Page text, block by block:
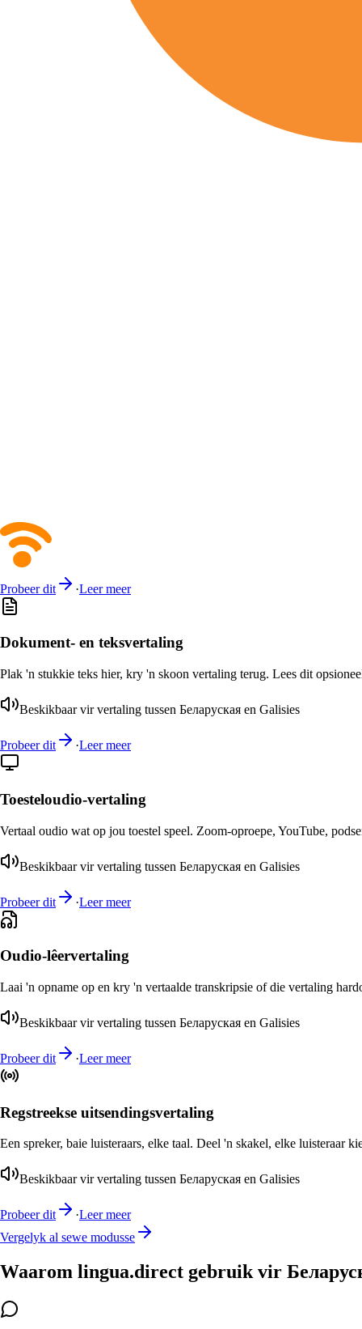
Probeer dit ·Leer meer
Dokument- en teksvertaling
Plak 'n stukkie teks hier, kry 'n skoon vertaling terug. Lees dit
Beskikbaar vir vertaling tussen Беларуская en Galisies
Probeer dit ·Leer meer
Toesteloudio-vertaling
Vertaal oudio wat op jou toestel speel. Zoom-oproepe, YouTube,
Beskikbaar vir vertaling tussen Беларуская en Galisies
Probeer dit ·Leer meer
Oudio-lêervertaling
Laai 'n opname op en kry 'n vertaalde transkripsie of die vertaling
Beskikbaar vir vertaling tussen Беларуская en Galisies
Probeer dit ·Leer meer
Regstreekse uitsendingsvertaling
Een spreker, baie luisteraars, elke taal. Deel 'n skakel, elke luisteraar
Beskikbaar vir vertaling tussen Беларуская en Galisies
Probeer dit ·Leer meer
Vergelyk al sewe modusse
Waarom lingua.direct gebruik vir